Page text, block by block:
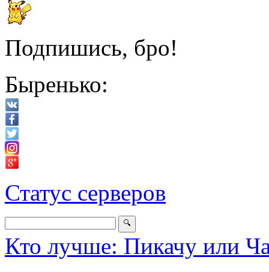
Подпишись, бро!
Быренько:
Статус серверов
Кто лучше: Пикачу или